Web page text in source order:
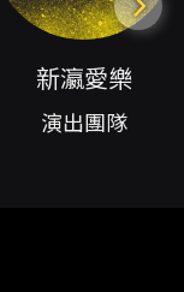
由社團法人
集合藝享愛樂
樂學弦樂團，
年管弦樂團等
正廳演出並同
推廣為宗
經典、影視
新瀛愛樂
演出團隊